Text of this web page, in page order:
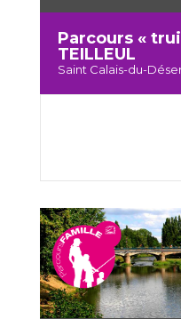
Parcours «
TEILLEUL
Saint Calais-du-